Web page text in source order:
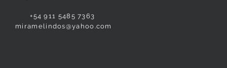
+54 911 5485 7363
miramelindos@yahoo.com